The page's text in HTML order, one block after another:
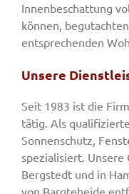
Innenbeschattung
können,
entsprechenden
Unsere
Seit 1983 ist die
tätig. Als
Sonnenschutz,
spezialisiert. Unsere
Bergstedt und in